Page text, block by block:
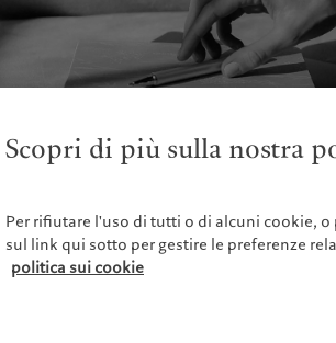
Scopri di più sulla nostra
Per rifiutare l'uso di tutti o di alcuni cookie,
sul link qui sotto per gestire le preferenze
politica sui cookie